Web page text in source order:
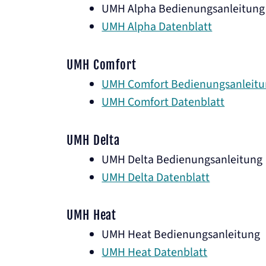
UMH Alpha Bedienungsanleitung
UMH Alpha Datenblatt
UMH Comfort
UMH Comfort
UMH Comfort Datenblatt
UMH Delta
UMH Delta Bedienungsanleitung
UMH Delta Datenblatt
UMH Heat
UMH Heat Bedienungsanleitung
UMH Heat Datenblatt